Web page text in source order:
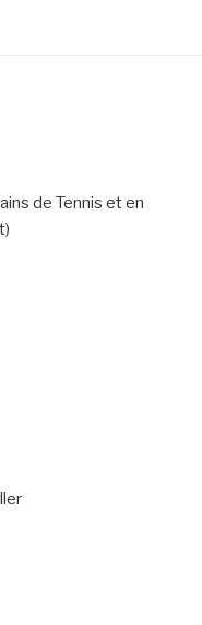
de Tennis et en